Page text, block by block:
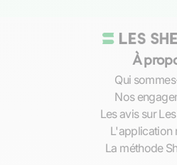
Élèves cherchant à se
préparer des examens
Certains élèves cherchent
consolider leurs acquis mais
exceller en biologie dans le
À
Qui
Nos
Les avis sur
L'application
La méthode